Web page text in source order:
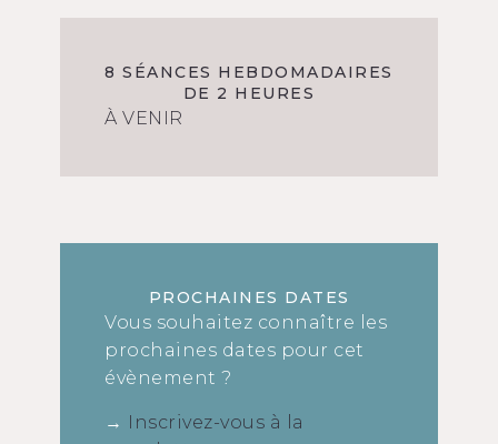
8 SÉANCES HEBDOMADAIRES
DE 2 HEURES
À VENIR
PROCHAINES DATES
Vous souhaitez connaître les
prochaines dates pour cet
évènement ?
→ Inscrivez-vous à la